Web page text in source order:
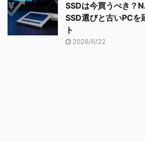
SSDは今買うべき？
SSD選びと古いPCを
ト
2026/6/22